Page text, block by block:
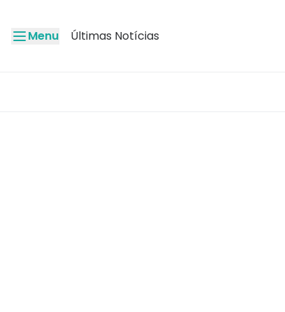
Menu Últimas Notícias